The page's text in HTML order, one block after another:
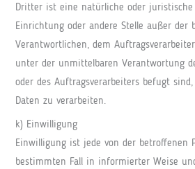
Dritter ist eine natürliche oder juristische
Einrichtung oder andere Stelle außer der
Verantwortlichen, dem
unter der unmittelbaren Verantwortung
oder des Auftragsverarbeiters befugt sind,
Daten zu verarbeiten.
k) Einwilligung
Einwilligung ist jede von der betroffenen
bestimmten Fall in informierter Weise